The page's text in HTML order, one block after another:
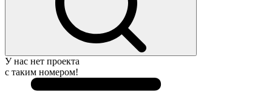
У нас нет проекта
с таким номером!